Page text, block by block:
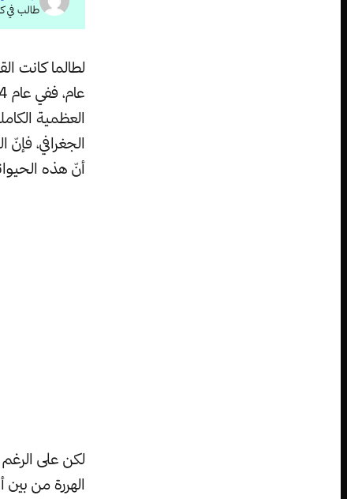
طالب في
العظمية
الجغرافي،
أنّ هذه
لكن على
الهررة من